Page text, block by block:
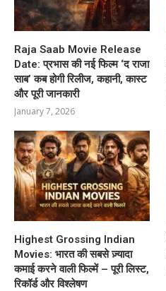
Raja Saab Movie Release
Date: प्रभास की नई फिल्म ‘द राजा
साब’ कब होगी रिलीज, कहानी, कास्ट
और पूरी जानकारी
January 7, 2026
Highest Grossing Indian
Movies: भारत की सबसे ज़्यादा
कमाई करने वाली फिल्में – पूरी लिस्ट,
रिकॉर्ड और विश्लेषण